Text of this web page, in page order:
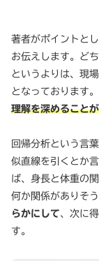
著者がポイントと
お伝えします。ど
というよりは、現
となっております。
理解を深めること
回帰分析という言
似直線を引くとか
ば、身長と体重の
何か関係がありそ
らかにして、次に
す。